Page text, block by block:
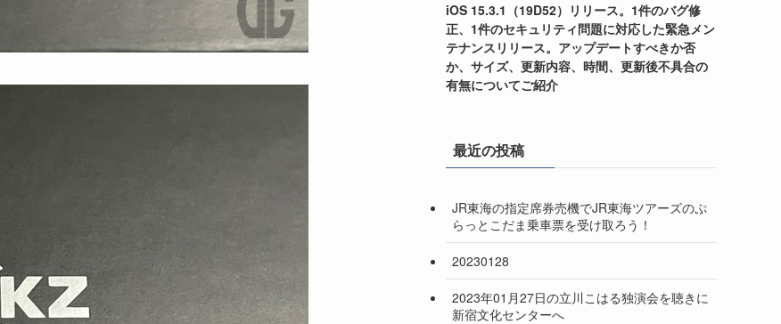
iOS 15.3.1（19D52）リリース。1件のバグ修
正、1件のセキュリティ問題に対応した緊急メン
テナンスリリース。アップデートすべきか否
か、サイズ、更新内容、時間、更新後不具合の
有無についてご紹介
最近の投稿
JR東海の指定席券売機でJR東海ツアーズのぷ
らっとこだま乗車票を受け取ろう！
20230128
2023年01月27日の立川こはる独演会を聴きに
新宿文化センターへ